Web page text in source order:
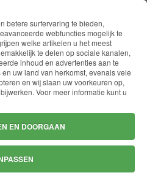
VENABELLA
betere surfervaring te bieden,
webfuncties mogelijk te
welke artikelen u het meest
te delen op sociale kanalen,
inhoud en advertenties aan te
uw land van herkomst, evenals vele
en wij slaan uw voorkeuren op,
Voor meer informatie kunt u
EN DOORGAAN